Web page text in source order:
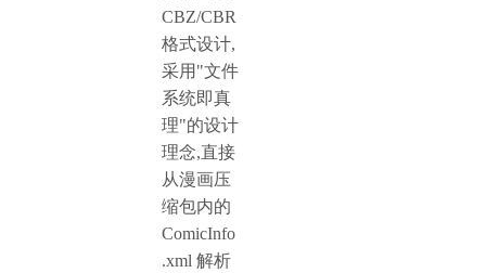
CBZ/CBR
格式设计,
采用"文件
系统即真
理"的设计
理念,直接
从漫画压
缩包内的
ComicInfo
.xml 解析